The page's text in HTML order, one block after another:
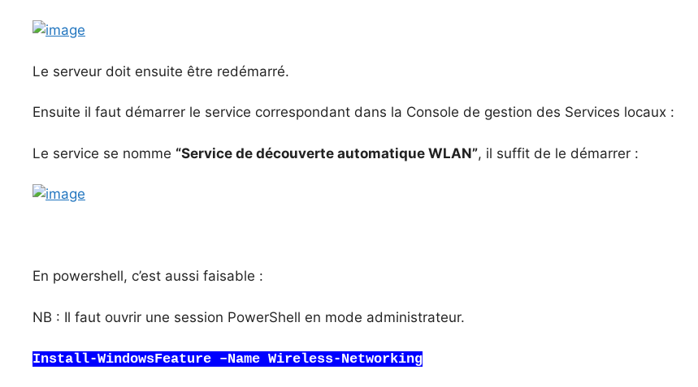
Le serveur doit ensuite être redémarré.
Ensuite il faut démarrer le service correspondant dans la Console de gestion des Services locaux :
Le service se nomme “Service de découverte automatique WLAN”, il suffit de le démarrer :
En powershell, c’est aussi faisable :
NB : Il faut ouvrir une session PowerShell en mode administrateur.
Install-WindowsFeature –Name Wireless-Networking